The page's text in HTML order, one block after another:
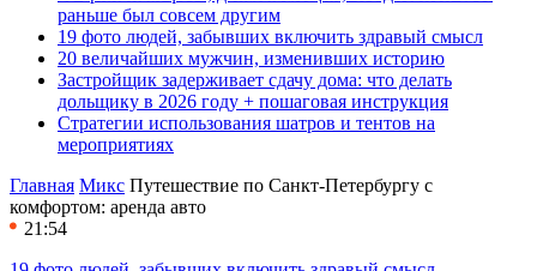
раньше был совсем другим
19 фото людей, забывших включить здравый смысл
20 величайших мужчин, изменивших историю
Застройщик задерживает сдачу дома: что делать
дольщику в 2026 году + пошаговая инструкция
Стратегии использования шатров и тентов на
мероприятиях
Главная Микс Путешествие по Санкт-Петербургу с
комфортом: аренда авто
21:54